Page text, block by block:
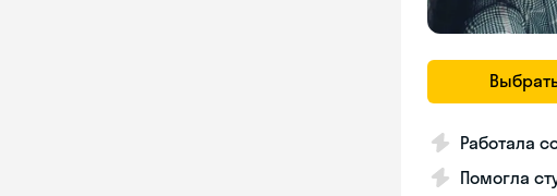
Работала
Помогла